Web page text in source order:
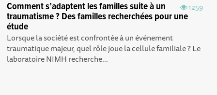
1259
Comment s’adaptent les familles suite à un
traumatisme ? Des familles recherchées pour une
étude
Lorsque la société est confrontée à un événement
traumatique majeur, quel rôle joue la cellule familiale ? Le
laboratoire NIMH recherche...